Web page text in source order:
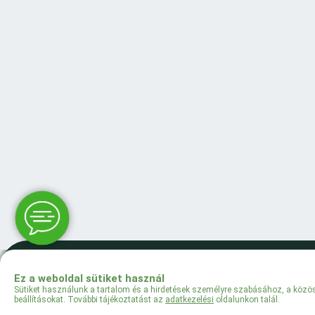
Ez a weboldal sütiket használ
Sütiket használunk a tartalom és a hirdetések személyre szabásához, a
beállításokat. További tájékoztatást az adatkezelési oldalunkon talál.